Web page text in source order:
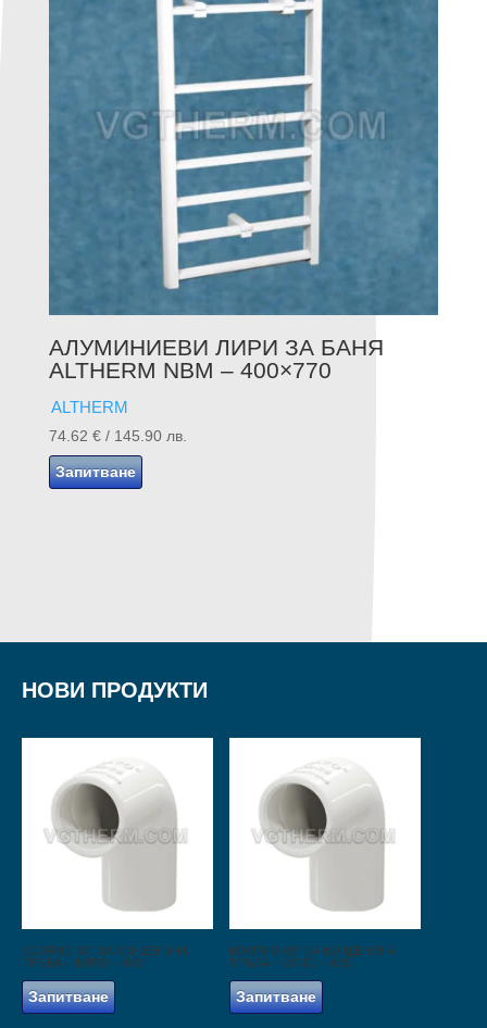
АЛУМИНИЕВИ ЛИРИ ЗА БАНЯ
ALTHERM NBM – 400×770
ALTHERM
74.62 € / 145.90 лв.
Запитване
НОВИ ПРОДУКТИ
КОЛЯНО 90° ЗА КОНДЕНЗНА
ТРЪБА – БЯЛО – Ф32
Запитване
КОЛЯНО 90° ЗА КОНДЕНЗНА
ТРЪБА – БЯЛО – Ф25
Запитване